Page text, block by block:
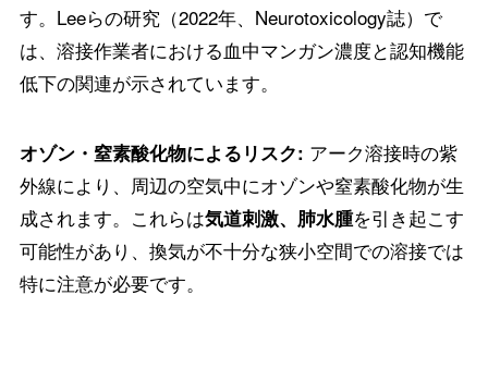
す。Leeらの研究（2022年、Neurotoxicology誌）で
は、溶接作業者における血中マンガン濃度と認知機能
低下の関連が示されています。
オゾン・窒素酸化物によるリスク: アーク溶接時の紫
外線により、周辺の空気中にオゾンや窒素酸化物が生
成されます。これらは気道刺激、肺水腫を引き起こす
可能性があり、換気が不十分な狭小空間での溶接では
特に注意が必要です。